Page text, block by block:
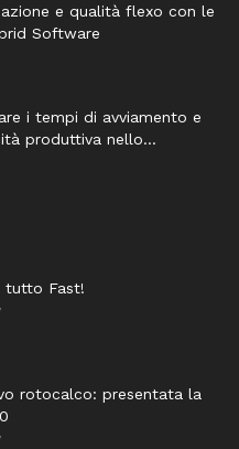
e qualità flexo con le
Software
i tempi di avviamento e
produttiva nello...
tutto Fast!
rotocalco: presentata la